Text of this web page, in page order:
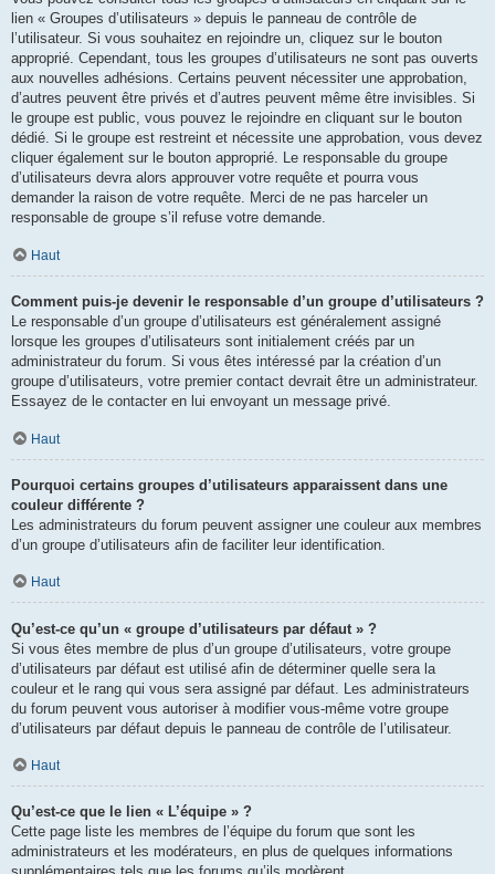
lien « Groupes d’utilisateurs » depuis le panneau de contrôle de
l’utilisateur. Si vous souhaitez en rejoindre un, cliquez sur le bouton
approprié. Cependant, tous les groupes d’utilisateurs ne sont pas ouverts
aux nouvelles adhésions. Certains peuvent nécessiter une approbation,
d’autres peuvent être privés et d’autres peuvent même être invisibles. Si
le groupe est public, vous pouvez le rejoindre en cliquant sur le bouton
dédié. Si le groupe est restreint et nécessite une approbation, vous devez
cliquer également sur le bouton approprié. Le responsable du groupe
d’utilisateurs devra alors approuver votre requête et pourra vous
demander la raison de votre requête. Merci de ne pas harceler un
responsable de groupe s’il refuse votre demande.
Haut
Comment puis-je devenir le responsable d’un groupe d’utilisateurs ?
Le responsable d’un groupe d’utilisateurs est généralement assigné
lorsque les groupes d’utilisateurs sont initialement créés par un
administrateur du forum. Si vous êtes intéressé par la création d’un
groupe d’utilisateurs, votre premier contact devrait être un administrateur.
Essayez de le contacter en lui envoyant un message privé.
Haut
Pourquoi certains groupes d’utilisateurs apparaissent dans une
couleur différente ?
Les administrateurs du forum peuvent assigner une couleur aux membres
d’un groupe d’utilisateurs afin de faciliter leur identification.
Haut
Qu’est-ce qu’un « groupe d’utilisateurs par défaut » ?
Si vous êtes membre de plus d’un groupe d’utilisateurs, votre groupe
d’utilisateurs par défaut est utilisé afin de déterminer quelle sera la
couleur et le rang qui vous sera assigné par défaut. Les administrateurs
du forum peuvent vous autoriser à modifier vous-même votre groupe
d’utilisateurs par défaut depuis le panneau de contrôle de l’utilisateur.
Haut
Qu’est-ce que le lien « L’équipe » ?
Cette page liste les membres de l’équipe du forum que sont les
administrateurs et les modérateurs, en plus de quelques informations